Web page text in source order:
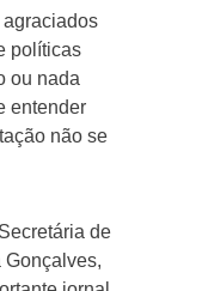
agraciados
políticas
ou nada
entender
não se
de
Gonçalves,